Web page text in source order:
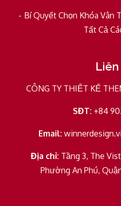
Bí Quyết Chọn Khóa Vân
Tất Cả
Liên
CÔNG TY THIẾT KẾ
SĐT: +84
Email:
Địa chỉ: Tầng 3, The
Phường An Phú,